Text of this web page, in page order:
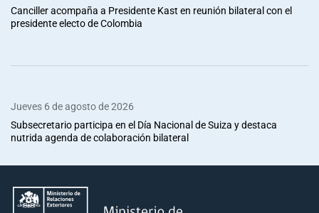
Canciller acompaña a Presidente Kast en reunión bilateral con el
presidente electo de Colombia
Jueves 6 de agosto de 2026
Subsecretario participa en el Día Nacional de Suiza y destaca
nutrida agenda de colaboración bilateral